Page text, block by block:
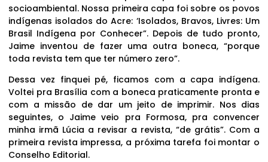
socioambiental. Nossa primeira capa foi sobre os povos
indígenas isolados do Acre: ‘Isolados, Bravos, Livres: Um
Brasil Indígena por Conhecer”. Depois de tudo pronto,
Jaime inventou de fazer uma outra boneca, “porque
toda revista tem que ter número zero”.
Dessa vez finquei pé, ficamos com a capa indígena.
Voltei pra Brasília com a boneca praticamente pronta e
com a missão de dar um jeito de imprimir. Nos dias
seguintes, o Jaime veio pra Formosa, pra convencer
minha irmã Lúcia a revisar a revista, “de grátis”. Com a
primeira revista impressa, a próxima tarefa foi montar o
Conselho Editorial.